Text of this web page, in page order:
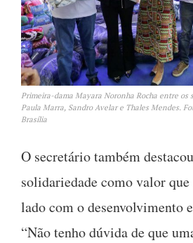
Primeira-dama Mayara Noronha Rocha entre os
Paula Marra, Sandro Avelar e Thales Mendes.
Brasília
O secretário também
solidariedade como valor
lado com o desenvolvimento
“Não tenho dúvida de que